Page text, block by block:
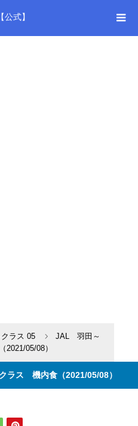
式】
ラス 05
JAL 羽田～
05/08）
ス 機内食（2021/05/08）